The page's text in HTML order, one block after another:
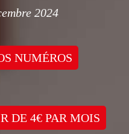
2024
NUMÉROS
DE 4€ PAR MOIS